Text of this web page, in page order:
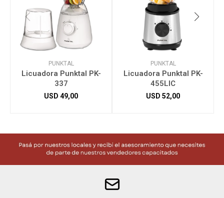
PUNKTAL
Licuadora Punktal PK-
337
USD 49,00
PUNKTAL
Licuadora Punktal PK-
455LIC
USD 52,00